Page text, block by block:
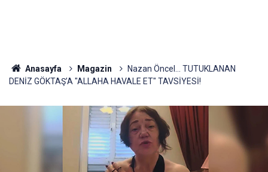
Anasayfa Magazin
Nazan Öncel... TUTUKLANAN
DENİZ GÖKTAŞ’A "ALLAHA HAVALE ET" TAVSİYESİ!